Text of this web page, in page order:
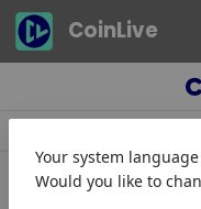
CoinLive
Silvergate 자
Your system
Would you like to